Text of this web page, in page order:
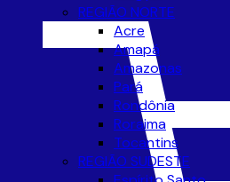
REGIÃO NORTE
Acre
Amapá
Amazonas
Pará
Rondônia
Roraima
Tocantins
REGIÃO SUDESTE